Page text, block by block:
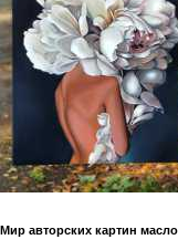
Мир авторских картин